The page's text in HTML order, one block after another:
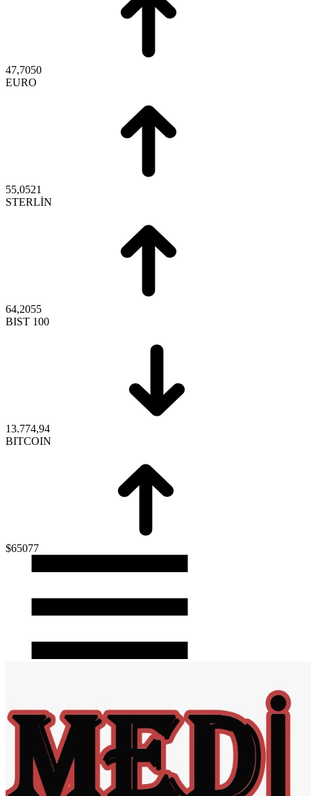
47,7050
EURO
55,0521
STERLİN
64,2055
BIST 100
13.774,94
BITCOIN
$65077